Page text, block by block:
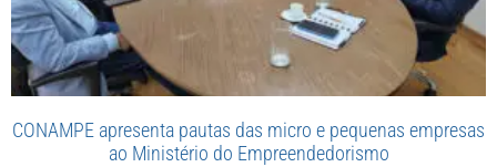
CONAMPE apresenta pautas das micro e pequenas empresas
ao Ministério do Empreendedorismo